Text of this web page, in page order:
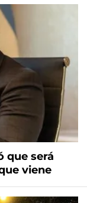
que será
viene